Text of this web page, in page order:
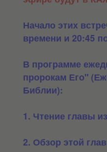
Начало этих
времени и 20:45
В программе
пророкам Его"
Библии):
1. Чтение главы
2. Обзор этой